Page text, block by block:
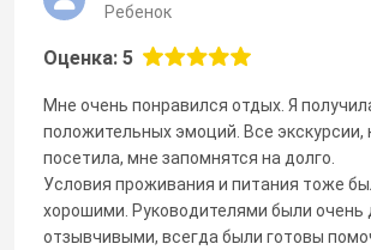
Ребенок
Оценка: 5
Мне очень понравился отдых. Я
положительных эмоций. Все экскурсии,
посетила, мне запомнятся на долго.
Условия проживания и питания тоже
хорошими. Руководителями были очень
отзывчивыми, всегда были готовы